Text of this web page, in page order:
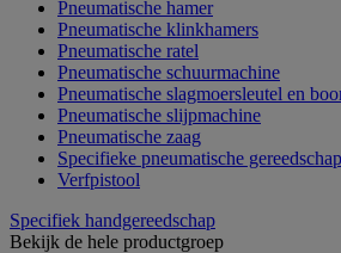
Pneumatische hamer
Pneumatische klinkhamers
Pneumatische ratel
Pneumatische schuurmachine
Pneumatische slagmoersleutel en
Pneumatische slijpmachine
Pneumatische zaag
Specifieke pneumatische
Verfpistool
Specifiek handgereedschap
Bekijk de hele productgroep